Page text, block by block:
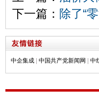
下一篇： 除了“
中企集成 | 中国共产党新闻网 | 中